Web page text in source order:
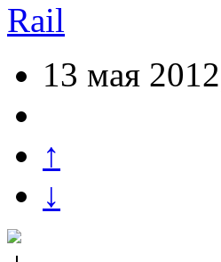
Rail
13 мая
↑
↓